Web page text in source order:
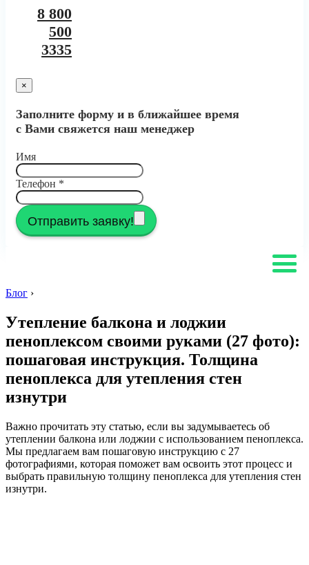
8 800
500
3335
×
Заполните форму и в ближайшее время
с Вами свяжется наш менеджер
Имя
Телефон *
Отправить заявку!
Блог ›
Утепление балкона и лоджии
пеноплексом своими руками (27 фото):
пошаговая инструкция. Толщина
пеноплекса для утепления стен
изнутри
Важно прочитать эту статью, если вы задумываетесь об
утеплении балкона или лоджии с использованием пеноплекса.
Мы предлагаем вам пошаговую инструкцию с 27
фотографиями, которая поможет вам освоить этот процесс и
выбрать правильную толщину пеноплекса для утепления стен
изнутри.